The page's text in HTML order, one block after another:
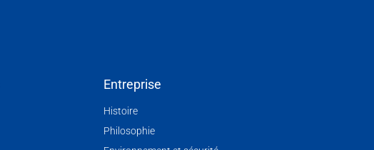
Entreprise
Histoire
Philosophie